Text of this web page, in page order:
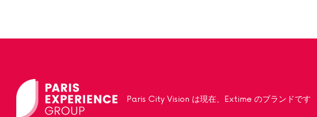
Paris City Vision は現在、Extime のブランドです